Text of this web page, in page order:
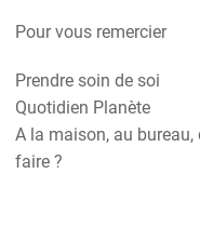
Pour vous remercier
Prendre soin de soi
Quotidien Planète
A la maison, au
faire ?